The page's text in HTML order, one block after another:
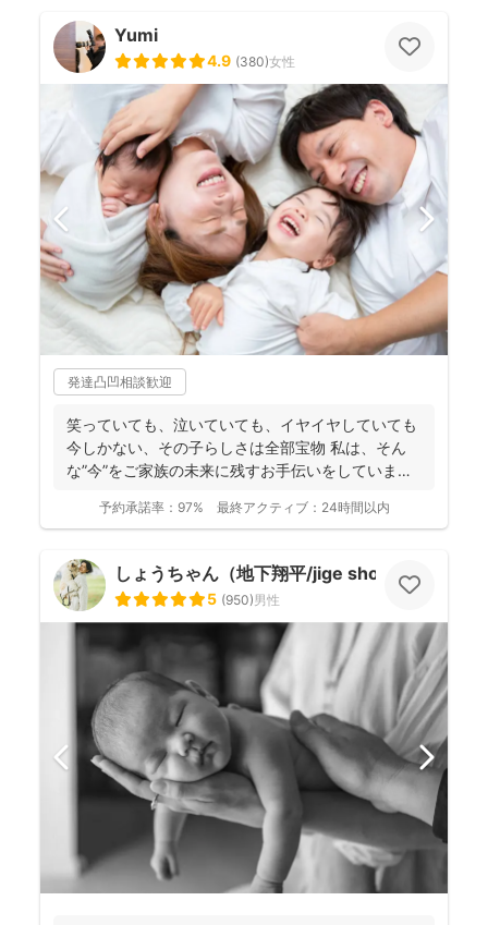
Yumi
4.9 (380)女性
発達凸凹相談歓迎
笑っていても、泣いていても、イヤイヤしていても
今しかない、その子らしさは全部宝物 私は、そん
な”今”をご家族の未来に残すお手伝いをしています
予約承諾率： 97% 最終アクティブ： 24時間以内
しょうちゃん（地下翔平/jige shohe）
5 (950)男性